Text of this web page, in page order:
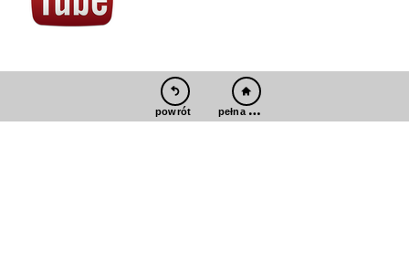
powrót pełna wersja